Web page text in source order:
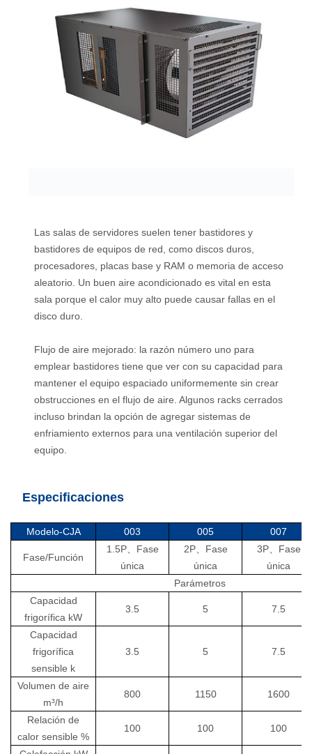
Las salas de servidores suelen tener bastidores y
bastidores de equipos de red, como discos duros,
procesadores, placas base y RAM o memoria de acceso
aleatorio. Un buen aire acondicionado es vital en esta
sala porque el calor muy alto puede causar fallas en el
disco duro.
Flujo de aire mejorado: la razón número uno para
emplear bastidores tiene que ver con su capacidad para
mantener el equipo espaciado uniformemente sin crear
obstrucciones en el flujo de aire. Algunos racks cerrados
incluso brindan la opción de agregar sistemas de
enfriamiento externos para una ventilación superior del
equipo.
Especificaciones
Modelo-CJA 003 005 007
Fase/Función
1.5P、 Fase
única
2P、 Fase
única
3P、 Fase
única
Parámetros
Capacidad
frigorífica kW
3.5 5 7.5
Capacidad
frigorífica
sensible k
3.5 5 7.5
Volumen de aire
m³/h
800 1150 1600
Relación de
calor sensible %
100 100 100